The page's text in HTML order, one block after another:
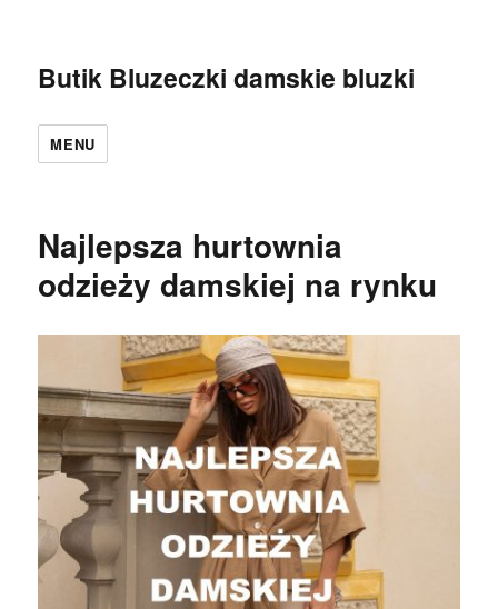
Butik Bluzeczki damskie bluzki
MENU
Najlepsza hurtownia
odzieży damskiej na rynku